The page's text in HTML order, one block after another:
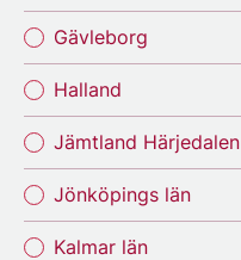
Gävleborg
Halland
Jämtland Härjedalen
Jönköpings län
Kalmar län